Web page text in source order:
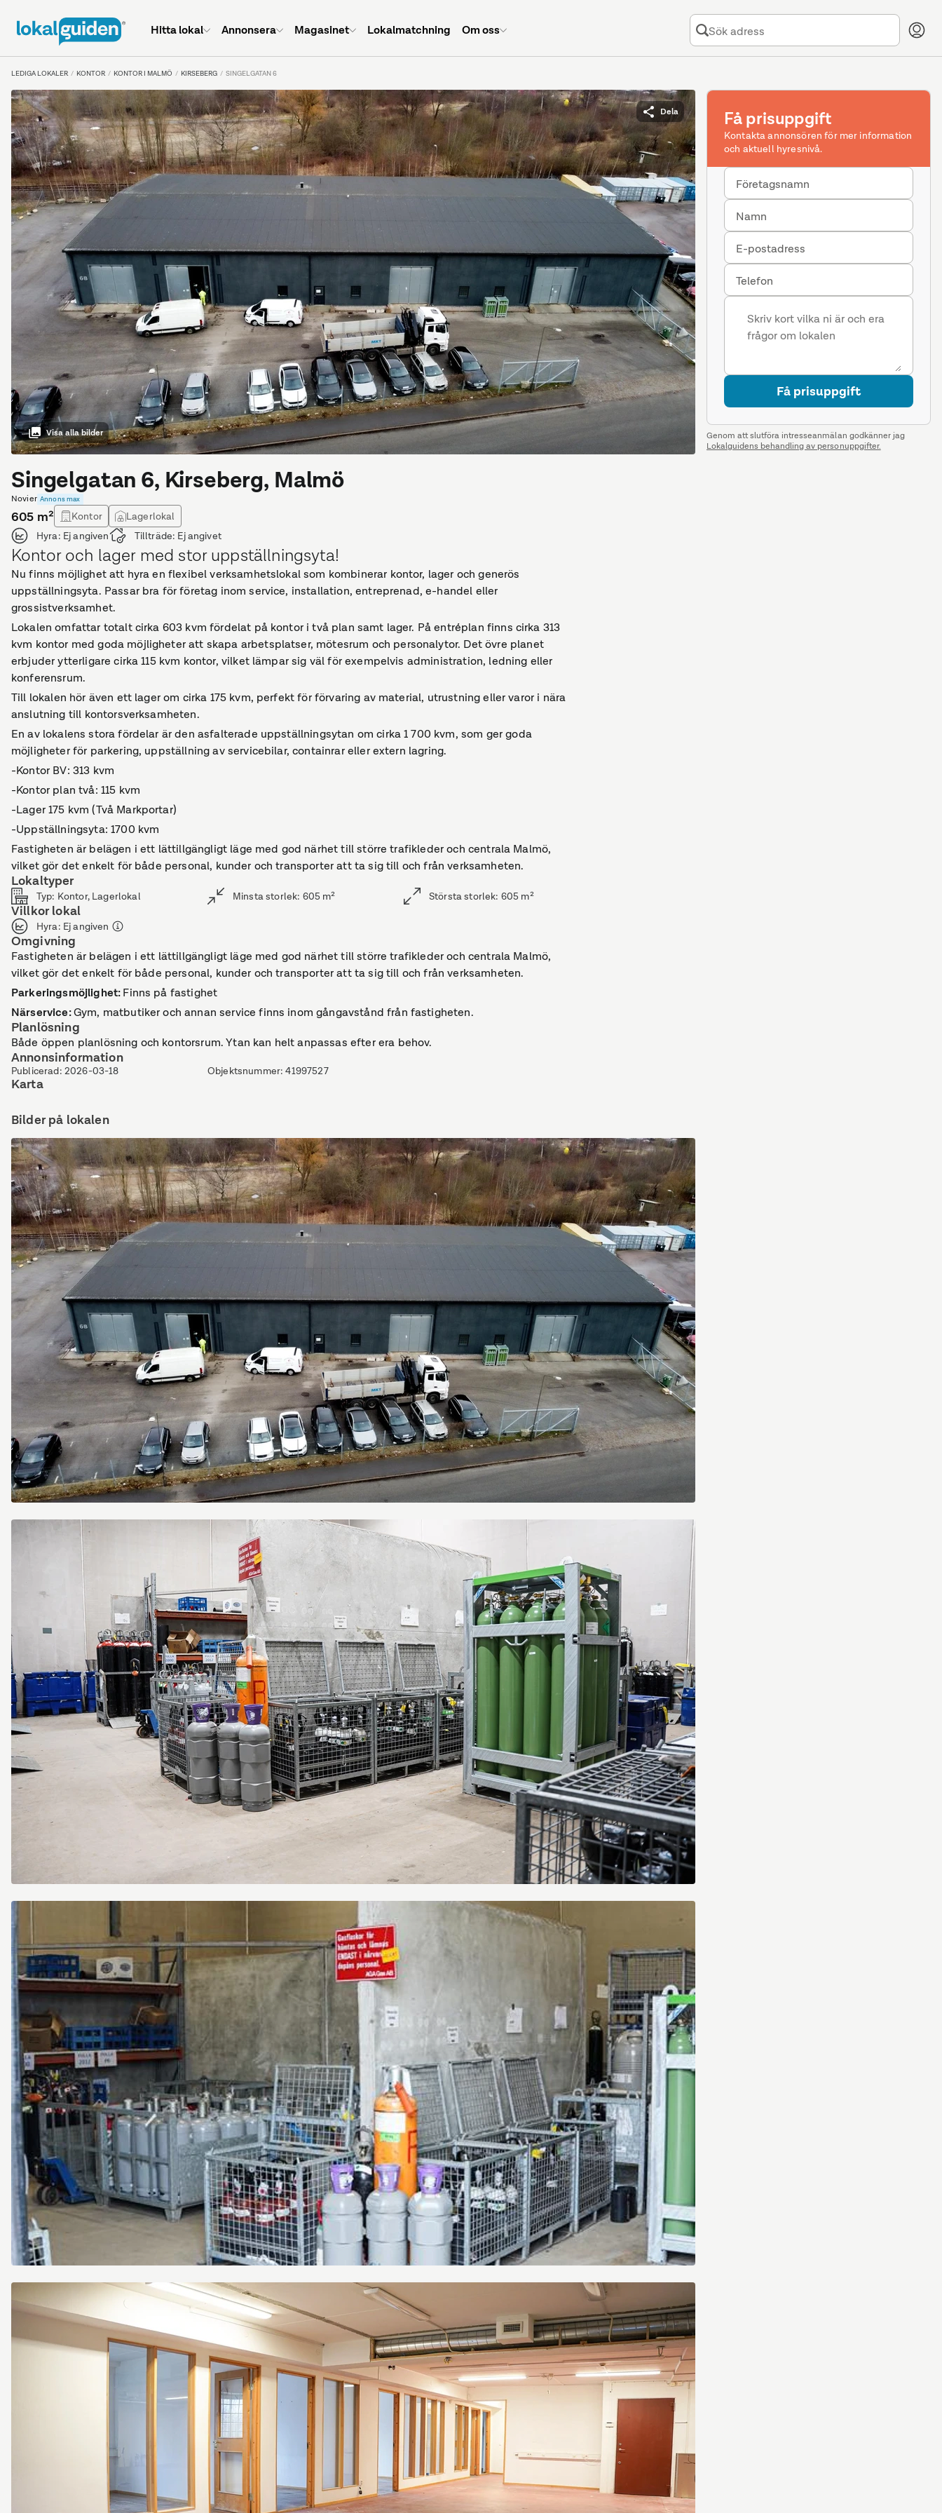
Hitta lokal Annonsera Magasinet Lokalmatchning Om oss
LEDIGA LOKALER KONTOR KONTOR I MALMÖ KIRSEBERG SINGELGATAN 6
Visa alla bilder
Dela
Singelgatan 6, Kirseberg, Malmö
Novier Annons max
605 m² Kontor
Lagerlokal
Hyra: Ej angiven Tillträde: Ej angivet
Kontor och lager med stor uppställningsyta!
Nu finns möjlighet att hyra en flexibel verksamhetslokal som kombinerar kontor, lager och generös
uppställningsyta. Passar bra för företag inom service, installation, entreprenad, e-handel eller
grossistverksamhet.
Lokalen omfattar totalt cirka 603 kvm fördelat på kontor i två plan samt lager. På entréplan finns cirka 313
kvm kontor med goda möjligheter att skapa arbetsplatser, mötesrum och personalytor. Det övre planet
erbjuder ytterligare cirka 115 kvm kontor, vilket lämpar sig väl för exempelvis administration, ledning eller
konferensrum.
Till lokalen hör även ett lager om cirka 175 kvm, perfekt för förvaring av material, utrustning eller varor i nära
anslutning till kontorsverksamheten.
En av lokalens stora fördelar är den asfalterade uppställningsytan om cirka 1 700 kvm, som ger goda
möjligheter för parkering, uppställning av servicebilar, containrar eller extern lagring.
-Kontor BV: 313 kvm
-Kontor plan två: 115 kvm
-Lager 175 kvm (Två Markportar)
-Uppställningsyta: 1700 kvm
Fastigheten är belägen i ett lättillgängligt läge med god närhet till större trafikleder och centrala Malmö,
vilket gör det enkelt för både personal, kunder och transporter att ta sig till och från verksamheten.
Lokaltyper
Typ: Kontor, Lagerlokal Minsta storlek: 605 m² Största storlek: 605 m²
Villkor lokal
Hyra: Ej angiven
Omgivning
Fastigheten är belägen i ett lättillgängligt läge med god närhet till större trafikleder och centrala Malmö,
vilket gör det enkelt för både personal, kunder och transporter att ta sig till och från verksamheten.
Parkeringsmöjlighet:Finns på fastighet
Närservice:Gym, matbutiker och annan service finns inom gångavstånd från fastigheten.
Planlösning
Både öppen planlösning och kontorsrum. Ytan kan helt anpassas efter era behov.
Annonsinformation
Publicerad: 2026-03-18 Objektsnummer:41997527
Karta
Bilder på lokalen
Singelgatan
Singelgatan
6
Singelgatan
Få prisuppgift
Kontakta annonsören för mer information
och aktuell hyresnivå.
Företagsnamn
Namn
E-postadress
Telefon
Få prisuppgift
Genom att slutföra intresseanmälan godkänner jag
Lokalguidens behandling av personuppgifter.